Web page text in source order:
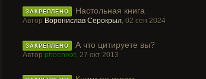
ЗАКРЕПЛЕНО Настольная книга
Автор Воронислав Серокрыл, 02 сен 2024
ЗАКРЕПЛЕНО А что цитируете вы?
Автор phoenixxt, 27 окт 2013